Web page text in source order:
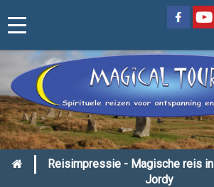
|
Reisimpressie - Magische reis
Jordy